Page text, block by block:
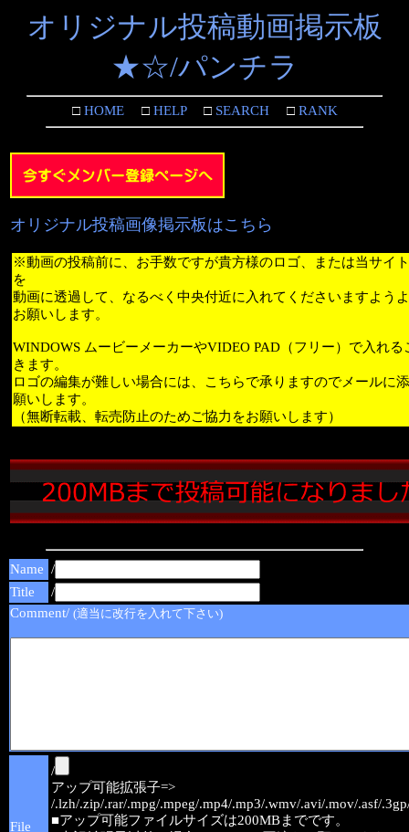
オリジナル投稿動画掲示板
★☆/パンチラ
□HOME□HELP□SEARCH□RANK
オリジナル投稿画像掲示板はこちら
※動画の投稿前に、お手数ですが貴方様のロゴ、または当サイ
を
動画に透過して、なるべく中央付近に入れてくださいますよう
お願いします。
WINDOWS ムービーメーカーやVIDEO PAD（フリー）で入れる
きます。
ロゴの編集が難しい場合には、こちらで承りますのでメールに
願いします。
（無断転載、転売防止のためご協力をお願いします）
Name /
Title
/
Comment/ (適当に改行を入れて下さい)
File
/
アップ可能拡張子=>
/.lzh/.zip/.rar/.mpg/.mpeg/.mp4/.mp3/.wmv/.avi/.mov/.asf/
■アップ可能ファイルサイズは200MBまでです。